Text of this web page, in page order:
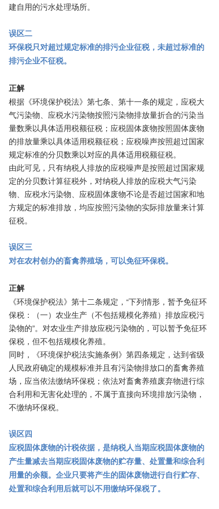
建自用的污水处理场所。
误区二
环保税只对超过规定标准的排污企业征税，未超过标准的
排污企业不征税。
正解
根据《环境保护税法》第七条、第十一条的规定，应税大
气污染物、应税水污染物按照污染物排放量折合的污染当
量数乘以具体适用税额征税；应税固体废物按照固体废物
的排放量乘以具体适用税额征税；应税噪声按照超过国家
规定标准的分贝数乘以对应的具体适用税额征税。
由此可见，只有纳税人排放的应税噪声是按照超过国家规
定的分贝数计算征税外，对纳税人排放的应税大气污染
物、应税水污染物、应税固体废物不论是否超过国家和地
方规定的标准排放，均应按照污染物的实际排放量来计算
征税。
误区三
对在农村创办的畜禽养殖场，可以免征环保税。
正解
《环境保护税法》第十二条规定，“下列情形，暂予免征环
保税：（一）农业生产（不包括规模化养殖）排放应税污
染物的”。对农业生产排放应税污染物的，可以暂予免征环
保税，但不包括规模化养殖。
同时，《环境保护税法实施条例》第四条规定，达到省级
人民政府确定的规模标准并且有污染物排放口的畜禽养殖
场，应当依法缴纳环保税；依法对畜禽养殖废弃物进行综
合利用和无害化处理的，不属于直接向环境排放污染物，
不缴纳环保税。
误区四
应税固体废物的计税依据，是纳税人当期应税固体废物的
产生量减去当期应税固体废物的贮存量、处置量和综合利
用量的余额。企业只要将产生的固体废物进行自行贮存、
处置和综合利用后就可以不用缴纳环保税了。